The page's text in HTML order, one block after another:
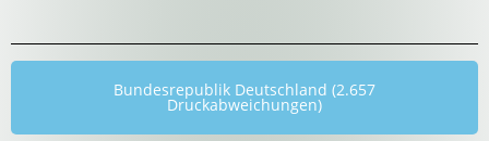
Bundesrepublik Deutschland (2.657
Druckabweichungen)